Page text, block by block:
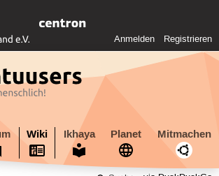
Anmelden Registrieren
Wiki Ikhaya Planet Mitmachen